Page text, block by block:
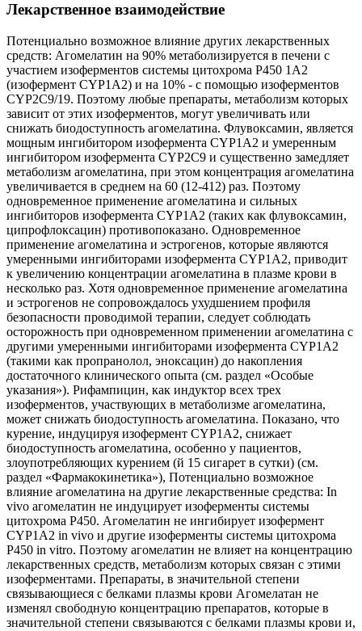
Лекарственное взаимодействие
Потенциально возможное влияние других лекарственных
средств: Агомелатин на 90% метаболизируется в печени с
участием изоферментов системы цитохрома Р450 1А2
(изофермент CYP1A2) и на 10% - с помощью изоферментов
CYP2C9/19. Поэтому любые препараты, метаболизм которых
зависит от этих изоферментов, могут увеличивать или
снижать биодоступность агомелатина. Флувоксамин, является
мощным ингибитором изофермента CYP1A2 и умеренным
ингибитором изофермента CYP2C9 и существенно замедляет
метаболизм агомелатина, при этом концентрация агомелатина
увеличивается в среднем на 60 (12-412) раз. Поэтому
одновременное применение агомелатина и сильных
ингибиторов изофермента CYP1A2 (таких как флувоксамин,
ципрофлоксацин) противопоказано. Одновременное
применение агомелатина и эстрогенов, которые являются
умеренными ингибиторами изофермента CYP1A2, приводит
к увеличению концентрации агомелатина в плазме крови в
несколько раз. Хотя одновременное применение агомелатина
и эстрогенов не сопровождалось ухудшением профиля
безопасности проводимой терапии, следует соблюдать
осторожность при одновременном применении агомелатина с
другими умеренными ингибиторами изофермента CYP1A2
(такими как пропранолол, эноксацин) до накопления
достаточного клинического опыта (см. раздел «Особые
указания»). Рифампицин, как индуктор всех трех
изоферментов, участвующих в метаболизме агомелатина,
может снижать биодоступность агомелатина. Показано, что
курение, индуцируя изофермент CYP1А2, снижает
биодоступность агомелатина, особенно у пациентов,
злоупотребляющих курением (й 15 сигарет в сутки) (см.
раздел «Фармакокинетика»), Потенциально возможное
влияние агомелатина на другие лекарственные средства: In
vivo агомелатин не индуцирует изоферменты системы
цитохрома Р450. Агомелатин не ингибирует изофермент
CYP1A2 in vivo и другие изоферменты системы цитохрома
Р450 in vitro. Поэтому агомелатин не влияет на концентрацию
лекарственных средств, метаболизм которых связан с этими
изоферментами. Препараты, в значительной степени
связывающиеся с белками плазмы крови Агомелатан не
изменял свободную концентрацию препаратов, которые в
значительной степени связываются с белками плазмы крови и,